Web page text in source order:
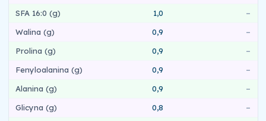
SFA 16:0 (g)
1,0
–
Walina (g)
0,9
–
Prolina (g)
0,9
–
Fenyloalanina (g)
0,9
–
Alanina (g)
0,9
–
Glicyna (g)
0,8
–